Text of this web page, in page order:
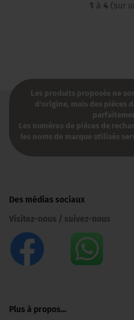
1 à 4 (sur
Les produits proposés ne
d'origine, mais des pièces
Les numéros de pièces de
les noms de marque utilisés
Des médias sociaux
Visitez-nous / suivez-nous
Plus à propos...